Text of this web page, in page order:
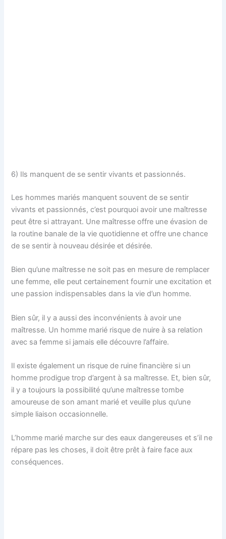
6) Ils manquent de se sentir vivants et passionnés.
Les hommes mariés manquent souvent de se sentir
vivants et passionnés, c’est pourquoi avoir une maîtresse
peut être si attrayant. Une maîtresse offre une évasion de
la routine banale de la vie quotidienne et offre une chance
de se sentir à nouveau désirée et désirée.
Bien qu’une maîtresse ne soit pas en mesure de remplacer
une femme, elle peut certainement fournir une excitation et
une passion indispensables dans la vie d’un homme.
Bien sûr, il y a aussi des inconvénients à avoir une
maîtresse. Un homme marié risque de nuire à sa relation
avec sa femme si jamais elle découvre l’affaire.
Il existe également un risque de ruine financière si un
homme prodigue trop d’argent à sa maîtresse. Et, bien sûr,
il y a toujours la possibilité qu’une maîtresse tombe
amoureuse de son amant marié et veuille plus qu’une
simple liaison occasionnelle.
L’homme marié marche sur des eaux dangereuses et s’il ne
répare pas les choses, il doit être prêt à faire face aux
conséquences.